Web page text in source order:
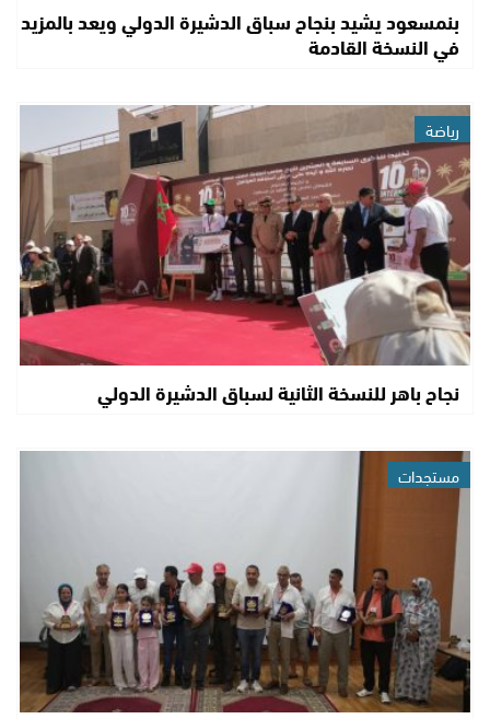
بنمسعود يشيد بنجاح سباق الدشيرة الدولي ويعد بالمزيد
في النسخة القادمة
رياضة
نجاح باهر للنسخة الثانية لسباق الدشيرة الدولي
مستجدات